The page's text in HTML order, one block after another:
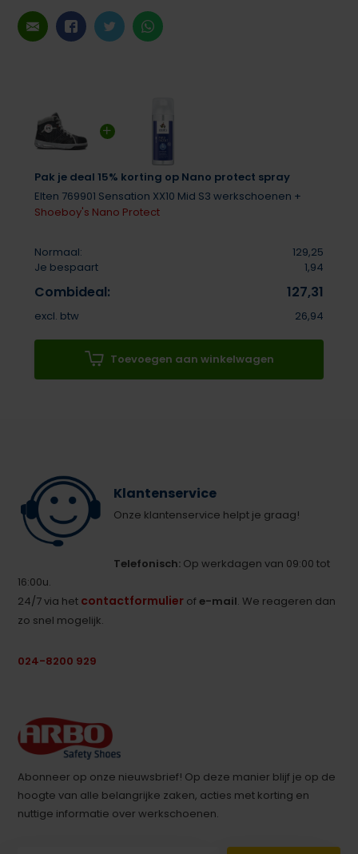
Pak je deal 15% korting op Nano protect spray
Elten 769901 Sensation XX10 Mid S3 werkschoenen +
Shoeboy's Nano Protect
Normaal:
129,25
Je bespaart
1,94
Combideal: 127,31
excl. btw 26,94
Toevoegen aan winkelwagen
Klantenservice
Onze klantenservice helpt je graag!
Telefonisch: Op werkdagen van 09:00 tot
16:00u.
24/7 via het contactformulier ofe-mail. We reageren dan
zo snel mogelijk.
024-8200 929
Abonneer op onze nieuwsbrief! Op deze manier blijf je op de
hoogte van alle belangrijke zaken, acties met korting en
nuttige informatie over werkschoenen.